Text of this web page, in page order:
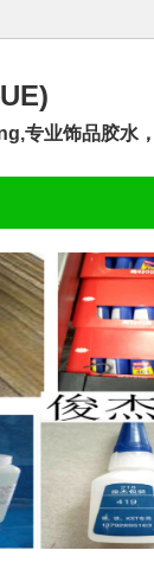
专业饰品胶水